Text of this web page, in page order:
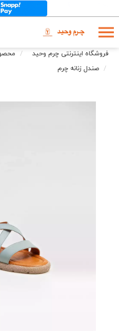
فروشگاه اینترنتی چرم وحید
صندل زنانه چرم